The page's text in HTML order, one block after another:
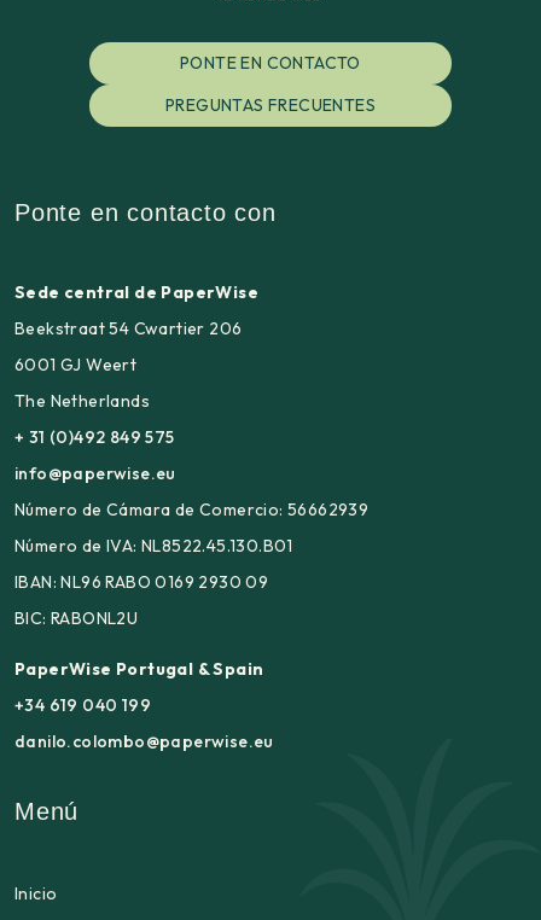
PONTE EN CONTACTO
PREGUNTAS FRECUENTES
Ponte en contacto con
Sede central de PaperWise
Beekstraat 54 Cwartier 206
6001 GJ Weert
The Netherlands
+ 31 (0)492 849 575
info@paperwise.eu
Número de Cámara de Comercio: 56662939
Número de IVA: NL8522.45.130.B01
IBAN: NL96 RABO 0169 2930 09
BIC: RABONL2U
PaperWise Portugal & Spain
+34 619 040 199
danilo.colombo@paperwise.eu
Menú
Inicio